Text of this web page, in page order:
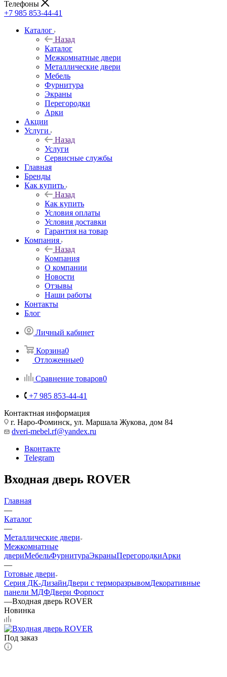
Телефоны
+7 985 853-44-41
Каталог
Назад
Каталог
Межкомнатные двери
Металлические двери
Мебель
Фурнитура
Экраны
Перегородки
Арки
Акции
Услуги
Назад
Услуги
Сервисные службы
Главная
Бренды
Как купить
Назад
Как купить
Условия оплаты
Условия доставки
Гарантия на товар
Компания
Назад
Компания
О компании
Новости
Отзывы
Наши работы
Контакты
Блог
Личный кабинет
Корзина0
Отложенные0
Сравнение товаров0
+7 985 853-44-41
Контактная информация
г. Наро-Фоминск, ул. Маршала Жукова, дом 84
dveri-mebel.rf@yandex.ru
Вконтакте
Telegram
Входная дверь ROVER
Главная
—
Каталог
—
Металлические двери
Межкомнатные
двериМебельФурнитураЭкраныПерегородкиАрки
—
Готовые двери
Серия ДК-ДизайнДвери с терморазрывомДекоративные
панели МДФДвери Форпост
—Входная дверь ROVER
Новинка
Под заказ